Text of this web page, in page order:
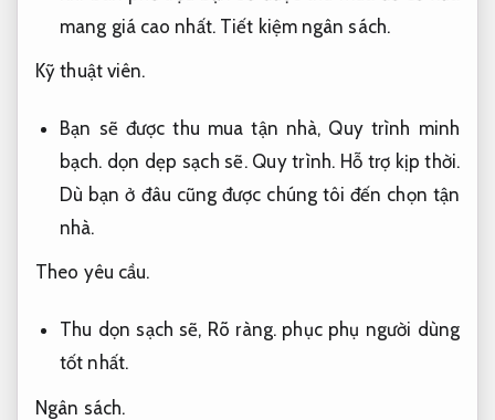
mang giá cao nhất. Tiết kiệm ngân sách.
Kỹ thuật viên.
Bạn sẽ được thu mua tận nhà, Quy trình minh
bạch. dọn dẹp sạch sẽ. Quy trình. Hỗ trợ kịp thời.
Dù bạn ở đâu cũng được chúng tôi đến chọn tận
nhà.
Theo yêu cầu.
Thu dọn sạch sẽ, Rõ ràng.phục phụ người dùng
tốt nhất.
Ngân sách.